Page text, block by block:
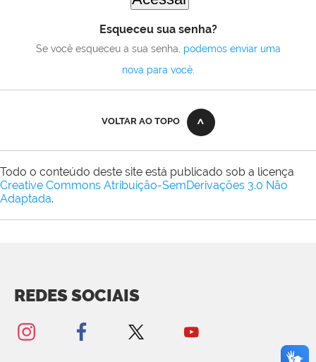
Esqueceu sua senha?
Se você esqueceu a sua senha, podemos enviar uma
nova para você.
VOLTAR AO TOPO
Todo o conteúdo deste site está publicado sob a licença
Creative Commons Atribuição-SemDerivações 3.0 Não
Adaptada.
REDES SOCIAIS